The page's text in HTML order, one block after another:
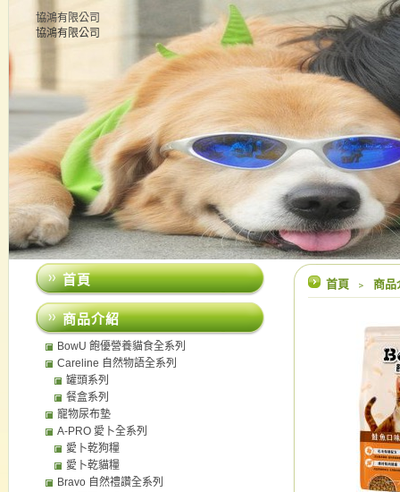
協鴻有限公司
協鴻有限公司
首頁 ﹥ 商
首頁
商品介紹
BowU 飽優營養貓食全系列
Careline 自然物語全系列
罐頭系列
餐盒系列
寵物尿布墊
A-PRO 愛卜全系列
愛卜乾狗糧
愛卜乾貓糧
Bravo 自然禮讚全系列